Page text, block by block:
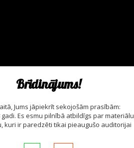
Brīdinājums!
Jums jāpiekrīt sekojošām prasībām:
Es esmu pilnībā atbildīgs par materiālu
kuri ir paredzēti tikai pieaugušo auditorijai